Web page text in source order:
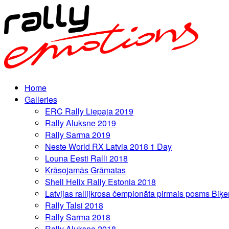
Home
Galleries
ERC Rally Liepaja 2019
Rally Aluksne 2019
Rally Sarma 2019
Neste World RX Latvia 2018 1 Day
Louna Eesti Ralli 2018
Krāsojamās Grāmatas
Shell Helix Rally Estonia 2018
Latvijas rallijkrosa čempionāta pirmais posms
Rally Talsi 2018
Rally Sarma 2018